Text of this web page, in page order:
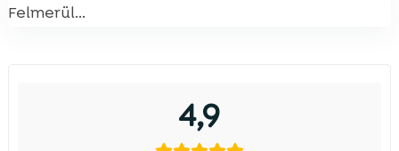
Felmerül...
4,9